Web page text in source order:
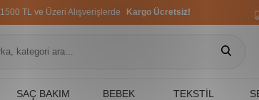
1500 TL ve Üzeri Alışverişlerde Kargo Ücretsiz!
SAÇ BAKIM BEBEK TEKSTIL